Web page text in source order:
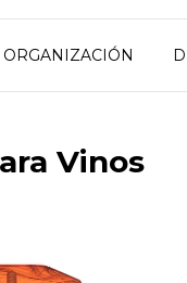
ORGANIZACIÓN
Vinos